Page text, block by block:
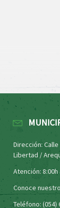
Dirección: Calle
Libertad /
Atención: 8:00h
Conoce
Teléfono: (054)